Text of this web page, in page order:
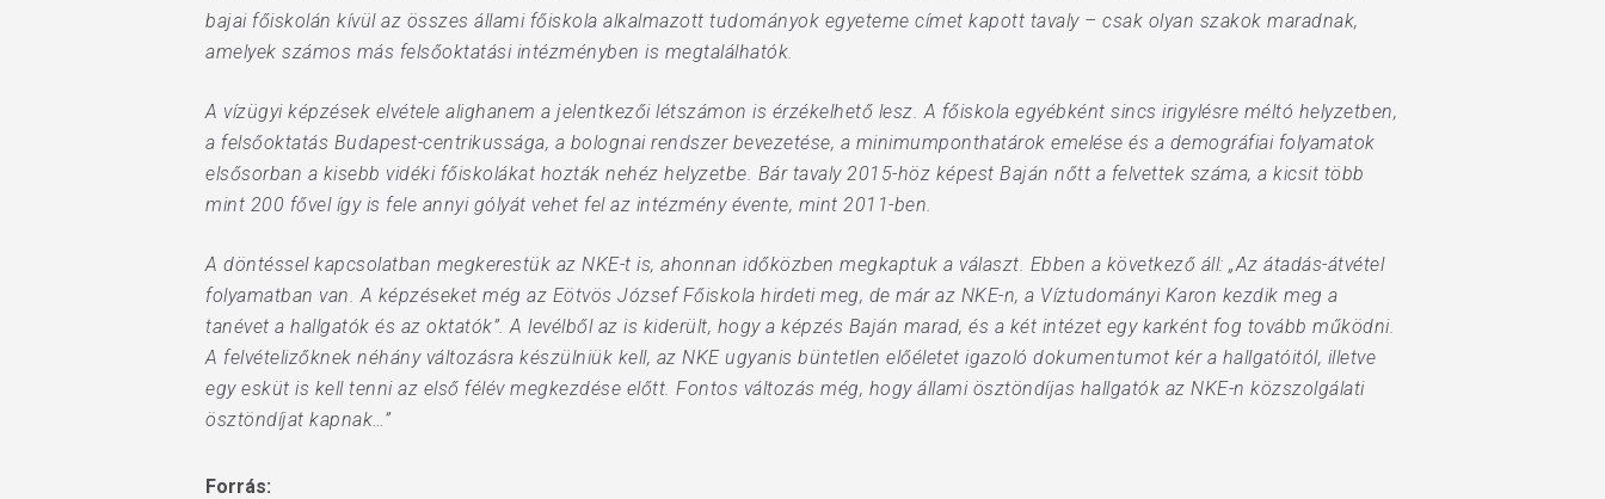
bajai főiskolán kívül az összes állami főiskola alkalmazott tudományok egyeteme címet kapott tavaly – csak olyan szakok maradnak,
amelyek számos más felsőoktatási intézményben is megtalálhatók.
A vízügyi képzések elvétele alighanem a jelentkezői létszámon is érzékelhető lesz. A főiskola egyébként sincs irigylésre méltó helyzetben,
a felsőoktatás Budapest-centrikussága, a bolognai rendszer bevezetése, a minimumponthatárok emelése és a demográfiai folyamatok
elsősorban a kisebb vidéki főiskolákat hozták nehéz helyzetbe. Bár tavaly 2015-höz képest Baján nőtt a felvettek száma, a kicsit több
mint 200 fővel így is fele annyi gólyát vehet fel az intézmény évente, mint 2011-ben.
A döntéssel kapcsolatban megkerestük az NKE-t is, ahonnan időközben megkaptuk a választ. Ebben a következő áll: „Az átadás-átvétel
folyamatban van. A képzéseket még az Eötvös József Főiskola hirdeti meg, de már az NKE-n, a Víztudományi Karon kezdik meg a
tanévet a hallgatók és az oktatók”. A levélből az is kiderült, hogy a képzés Baján marad, és a két intézet egy karként fog tovább működni.
A felvételizőknek néhány változásra készülniük kell, az NKE ugyanis büntetlen előéletet igazoló dokumentumot kér a hallgatóitól, illetve
egy esküt is kell tenni az első félév megkezdése előtt. Fontos változás még, hogy állami ösztöndíjas hallgatók az NKE-n közszolgálati
ösztöndíjat kapnak…”
Forrás: